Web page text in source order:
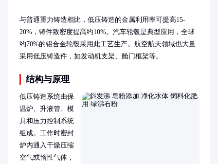
与普通重力铸造相比，低压铸造的金属利用率可提高15-
20%，铸件致密度提高约10%。汽车轮毂是典型应用，全球
约70%的铝合金轮毂采用此工艺生产。航空航天领域也大量
采用低压铸造件，如发动机支架、舱门框架等。
结构与原理
低压铸造系统由保
温炉、升液管、模
具和压力控制系统
组成。工作时密封
炉内通入干燥压缩
空气或惰性气体，